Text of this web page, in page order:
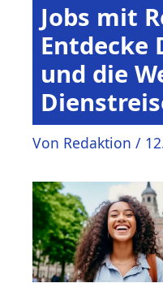
Jobs mit
Entdecke
und die
Von Redaktion /